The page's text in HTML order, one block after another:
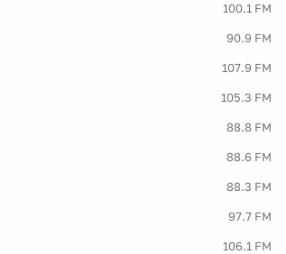
100.1 FM
90.9 FM
107.9 FM
105.3 FM
88.8 FM
88.6 FM
88.3 FM
97.7 FM
106.1 FM